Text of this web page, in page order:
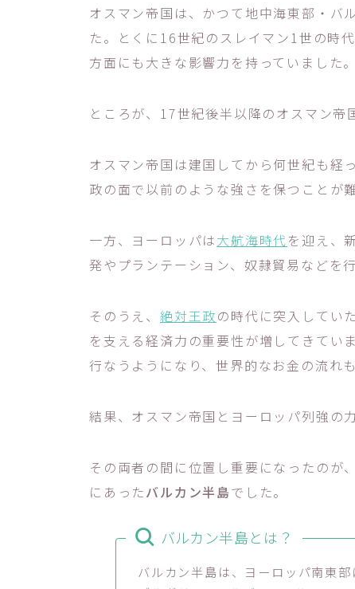
オスマン帝国は、かつて地中海東部・バ
た。とくに16世紀のスレイマン1世の時
方面にも大きな影響力を持っていました。
ところが、17世紀後半以降のオスマン帝
オスマン帝国は建国してから何世紀も経
政の面で以前のような強さを保つことが
一方、ヨーロッパは大航海時代を迎え、
発やプランテーション、奴隷貿易などを行
そのうえ、 絶対王政の時代に突入してい
を支える経済力の重要性が増してきてい
行なうようになり、世界的なお金の流れも
結果、オスマン帝国とヨーロッパ列強の
その両者の間に位置し重要になったのが
にあったバルカン半島でした。
バルカン半島とは？
バルカン半島は、ヨーロッパ南東部